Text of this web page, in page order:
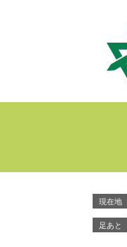
文
現在地
足あと